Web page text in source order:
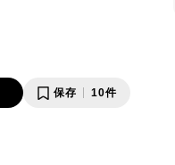
保存 10件